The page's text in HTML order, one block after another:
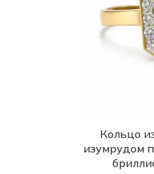
Кольцо
изумрудом